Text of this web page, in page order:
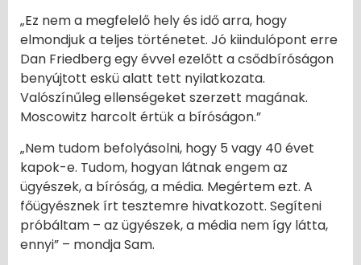
„Ez nem a megfelelő hely és idő arra, hogy
elmondjuk a teljes történetet. Jó kiindulópont erre
Dan Friedberg egy évvel ezelőtt a csődbíróságon
benyújtott eskü alatt tett nyilatkozata.
Valószínűleg ellenségeket szerzett magának.
Moscowitz harcolt értük a bíróságon.”
„Nem tudom befolyásolni, hogy 5 vagy 40 évet
kapok-e. Tudom, hogyan látnak engem az
ügyészek, a bíróság, a média. Megértem ezt. A
főügyésznek írt tesztemre hivatkozott. Segíteni
próbáltam – az ügyészek, a média nem így látta,
ennyi” – mondja Sam.